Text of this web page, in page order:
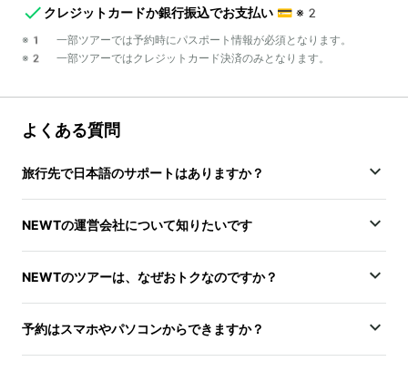
クレジットカードか銀行振込でお支払い 💳 ※2
※1 一部ツアーでは予約時にパスポート情報が必須となります。
※2 一部ツアーではクレジットカード決済のみとなります。
よくある質問
旅行先で日本語のサポートはありますか？
NEWTの運営会社について知りたいです
NEWTのツアーは、なぜおトクなのですか？
予約はスマホやパソコンからできますか？